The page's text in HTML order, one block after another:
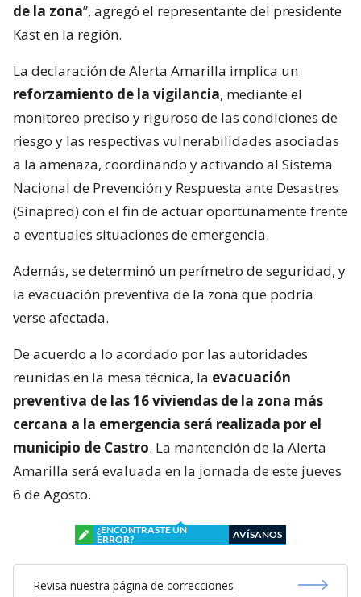
de la zona”, agregó el representante del presidente
Kast en la región.
La declaración de Alerta Amarilla implica un
reforzamiento de la vigilancia, mediante el
monitoreo preciso y riguroso de las condiciones de
riesgo y las respectivas vulnerabilidades asociadas
a la amenaza, coordinando y activando al Sistema
Nacional de Prevención y Respuesta ante Desastres
(Sinapred) con el fin de actuar oportunamente frente
a eventuales situaciones de emergencia.
Además, se determinó un perímetro de seguridad, y
la evacuación preventiva de la zona que podría
verse afectada.
De acuerdo a lo acordado por las autoridades
reunidas en la mesa técnica, la evacuación
preventiva de las 16 viviendas de la zona más
cercana a la emergencia será realizada por el
municipio de Castro. La mantención de la Alerta
Amarilla será evaluada en la jornada de este jueves
6 de Agosto.
¿ENCONTRASTE UN
ERROR?
AVÍSANOS
Revisa nuestra página de correcciones